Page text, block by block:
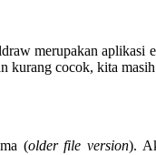
merupakan aplikasi
cocok, kita
(older file version).